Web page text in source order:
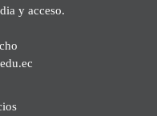
y acceso.